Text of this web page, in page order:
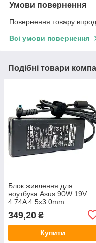
Умови повернення
Повернення товару
Всі умови повернення
Подібні товари
Блок живлення для
ноутбука Asus 90W 19V
4.74A 4.5x3.0mm
349,20 ₴
Купити